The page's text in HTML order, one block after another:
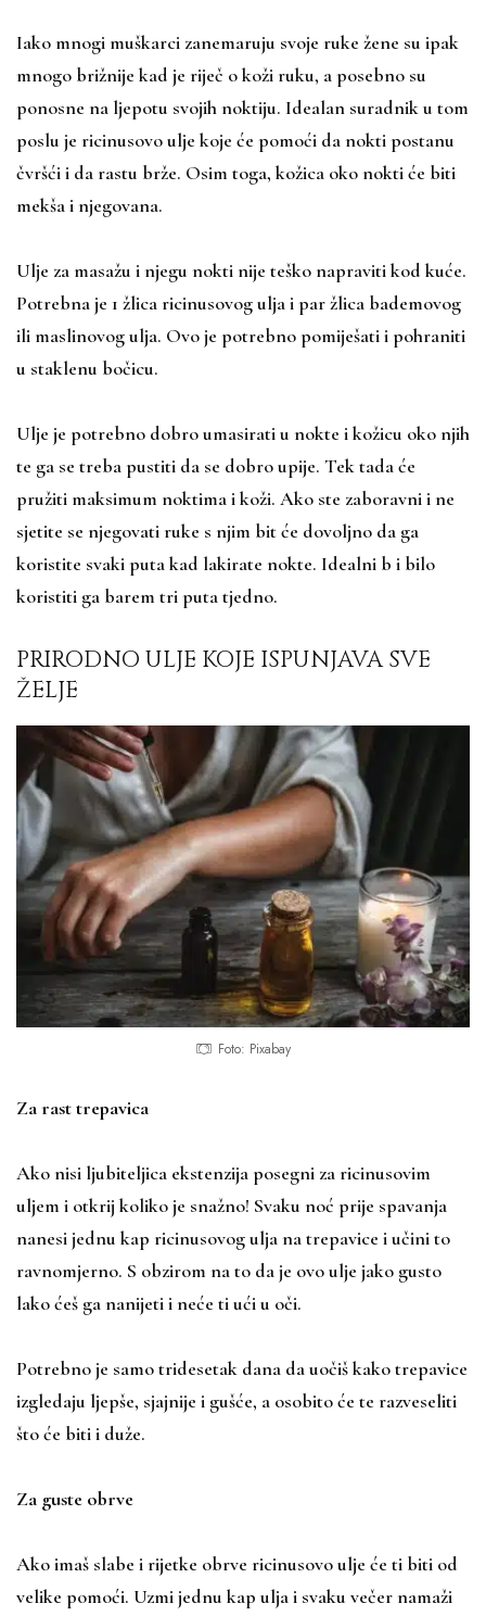
Iako mnogi muškarci zanemaruju svoje ruke žene su ipak
mnogo brižnije kad je riječ o koži ruku, a posebno su
ponosne na ljepotu svojih noktiju. Idealan suradnik u tom
poslu je ricinusovo ulje koje će pomoći da nokti postanu
čvršći i da rastu brže. Osim toga, kožica oko nokti će biti
mekša i njegovana.
Ulje za masažu i njegu nokti nije teško napraviti kod kuće.
Potrebna je 1 žlica ricinusovog ulja i par žlica bademovog
ili maslinovog ulja. Ovo je potrebno pomiješati i pohraniti
u staklenu bočicu.
Ulje je potrebno dobro umasirati u nokte i kožicu oko njih
te ga se treba pustiti da se dobro upije. Tek tada će
pružiti maksimum noktima i koži. Ako ste zaboravni i ne
sjetite se njegovati ruke s njim bit će dovoljno da ga
koristite svaki puta kad lakirate nokte. Idealni b i bilo
koristiti ga barem tri puta tjedno.
PRIRODNO ULJE KOJE ISPUNJAVA SVE
ŽELJE
Foto: Pixabay
Za rast trepavica
Ako nisi ljubiteljica ekstenzija posegni za ricinusovim
uljem i otkrij koliko je snažno! Svaku noć prije spavanja
nanesi jednu kap ricinusovog ulja na trepavice i učini to
ravnomjerno. S obzirom na to da je ovo ulje jako gusto
lako ćeš ga nanijeti i neće ti ući u oči.
Potrebno je samo tridesetak dana da uočiš kako trepavice
izgledaju ljepše, sjajnije i gušće, a osobito će te razveseliti
što će biti i duže.
Za guste obrve
Ako imaš slabe i rijetke obrve ricinusovo ulje će ti biti od
velike pomoći. Uzmi jednu kap ulja i svaku večer namaži